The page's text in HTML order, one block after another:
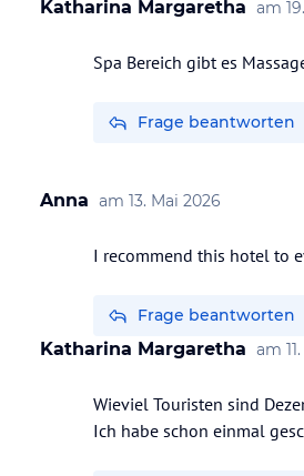
Katharina Margaretha am
Spa Bereich gibt es
Frage beantworten
Anna am 13. Mai 2026
Frage beantworten
Katharina Margaretha am
Wieviel Touristen sind
Ich habe schon einmal